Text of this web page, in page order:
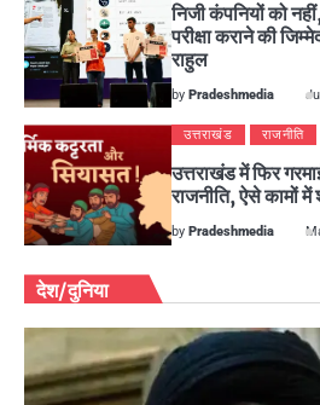
निजी कंपनियों को
परीक्षा कराने की
राहुल
by Pradeshmedia
उत्तराखंड राजनीति
उत्तराखंड में फिर
राजनीति, ऐसे कामों
by Pradeshmedia
देश/दुनिया